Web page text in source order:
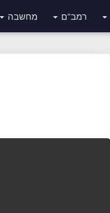
רמב"ם מחשבה